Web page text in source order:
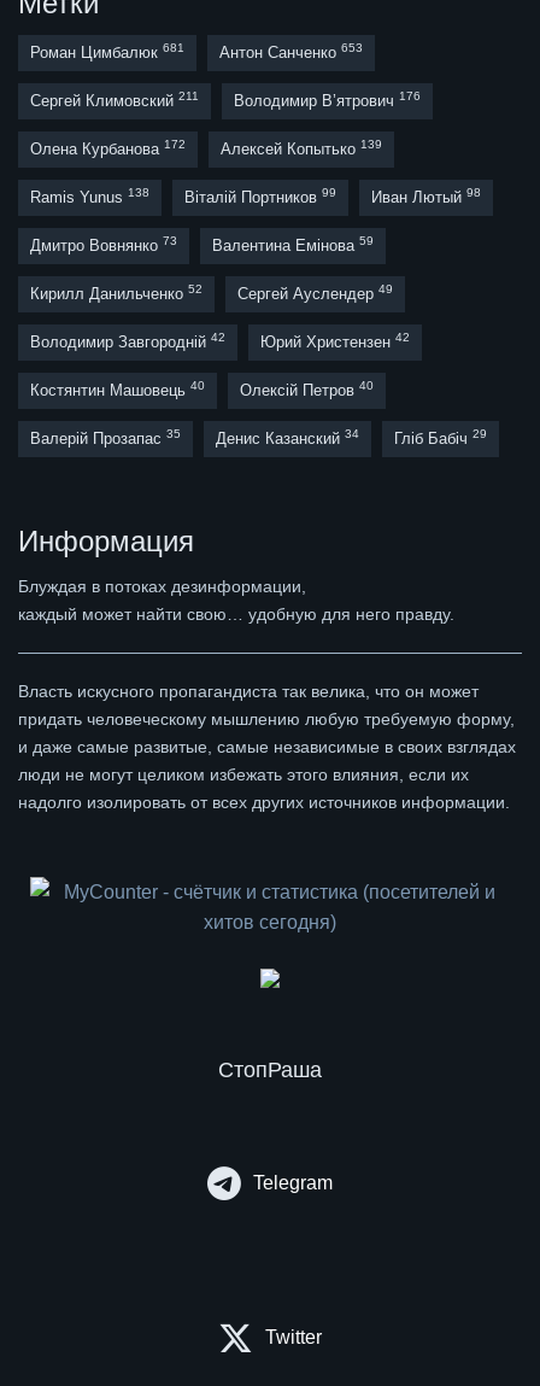
Роман Цимбалюк 681 Антон Санченко 653
Сергей Климовский 211 Володимир В’ятрович 176
Олена Курбанова 172 Алексей Копытько 139
Ramis Yunus 138 Віталій Портников 99 Иван Лютый 98
Дмитро Вовнянко 73 Валентина Емінова 59
Кирилл Данильченко 52 Сергей Ауслендер 49
Володимир Завгородній 42 Юрий Христензен 42
Костянтин Машовець 40 Олексій Петров 40
Валерій Прозапас 35 Денис Казанский 34 Гліб Бабіч 29
Информация
Блуждая в потоках дезинформации,
каждый может найти свою… удобную для него правду.
Власть искусного пропагандиста так велика, что он может
придать человеческому мышлению любую требуемую форму,
и даже самые развитые, самые независимые в своих взглядах
люди не могут целиком избежать этого влияния, если их
надолго изолировать от всех других источников информации.
СтопРаша
Telegram
Twitter